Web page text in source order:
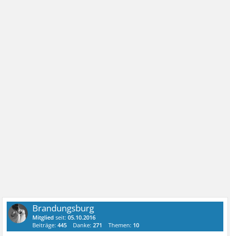
Brandungsburg
Mitglied seit:05.10.2016
Beiträge:445 Danke:271 Themen: 10